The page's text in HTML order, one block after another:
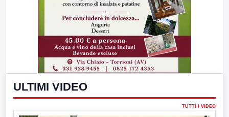
ULTIMI VIDEO
TUTTI I VIDEO